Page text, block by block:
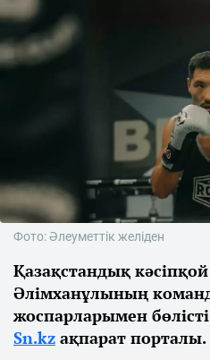
Фото: Әлеуметтік желіден
Қазақстандық
Әлімханұлының
жоспарларымен
Sn.kz ақпарат порталы.